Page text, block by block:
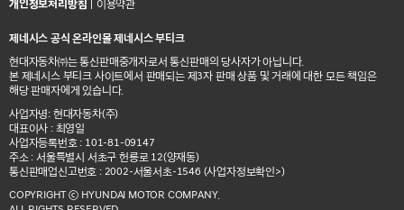
개인정보처리방침 이용약관
제네시스 공식 온라인몰 제네시스 부티크
현대자동차㈜는 통신판매중개자로서 통신판매의 당사자가 아닙니다.
본 제네시스 부티크 사이트에서 판매되는 제3자 판매 상품 및 거래에 대한 모든 책임은
해당 판매자에게 있습니다.
사업자명: 현대자동차(주)
대표이사 : 최영일
사업자등록번호 : 101-81-09147
주소 : 서울특별시 서초구 헌릉로 12(양재동)
통신판매업신고번호 : 2002-서울서초-1546 (사업자정보확인>)
COPYRIGHT ⓒ HYUNDAI MOTOR COMPANY.